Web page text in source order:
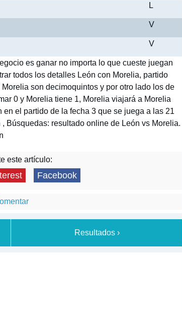
L
V
V
es ganar no importa lo que cueste juegan
todos los detalles León con Morelia, partido
son decimoquintos y por otro lado los de
0 y Morelia tiene 1, Morelia viajará a Morelia
el partido de la fecha 3 que se juega a las 21
Búsquedas: resultado online de León vs Morelia.
este artículo:
Facebook
Resultados ›